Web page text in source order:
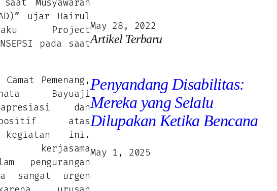
Musyawarah
ujar Hairul
Project
pada saat
Pemenang,
Bayuaji
apresiasi dan
positif atas
kegiatan ini.
kerjasama
pengurangan
sangat urgen
May 28, 2022
Artikel Terbaru
Penyandang Disabilitas:
Mereka yang Selalu
Dilupakan Ketika Bencana
May 1, 2025